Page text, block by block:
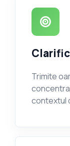
Trimite
contextul